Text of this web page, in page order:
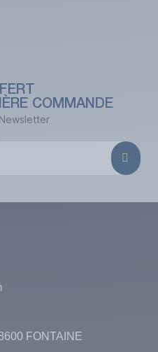
COMMANDE
FONTAINE